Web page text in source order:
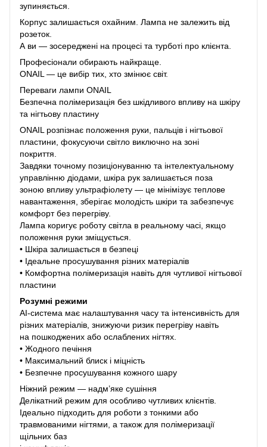
зупиняється.
Корпус залишається охайним. Лампа не залежить від
розеток.
А ви — зосереджені на процесі та турботі про клієнта.
Професіонали обирають найкраще.
ONAIL — це вибір тих, хто змінює світ.
Переваги лампи ONAIL
Безпечна полімеризація без шкідливого впливу на шкіру
та нігтьову пластину
ONAIL розпізнає положення руки, пальців і нігтьової
пластини, фокусуючи світло виключно на зоні
покриття.
Завдяки точному позиціонуванню та інтелектуальному
управлінню діодами, шкіра рук залишається поза
зоною впливу ультрафіолету — це мінімізує теплове
навантаження, зберігає молодість шкіри та забезпечує
комфорт без перегріву.
Лампа коригує роботу світла в реальному часі, якщо
положення руки зміщується.
• Шкіра залишається в безпеці
• Ідеальне просушування різних матеріалів
• Комфортна полімеризація навіть для чутливої нігтьової
пластини
Розумні режими
AI-система має налаштування часу та інтенсивність для
різних матеріалів, знижуючи ризик перегріву навіть
на пошкоджених або ослаблених нігтях.
• Жодного печіння
• Максимальний блиск і міцність
• Безпечне просушування кожного шару
Ніжний режим — надм’яке сушіння
Делікатний режим для особливо чутливих клієнтів.
Ідеально підходить для роботи з тонкими або
травмованими нігтями, а також для полімеризації
щільних баз